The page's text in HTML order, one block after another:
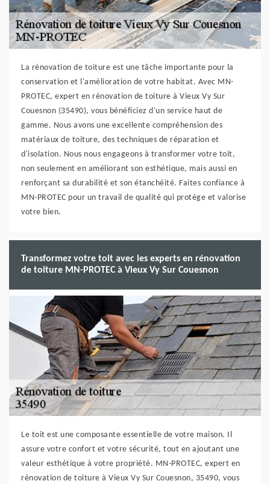
La rénovation de toiture est une tâche importante pour la
conservation et l'amélioration de votre habitat. Avec MN-
PROTEC, expert en rénovation de toiture à Vieux Vy Sur
Couesnon (35490), vous bénéficiez d'un service haut de
gamme. Nous avons une excellente compréhension des
matériaux de toiture, des techniques de réparation et
d'isolation. Nous nous engageons à transformer votre toit,
non seulement en améliorant son esthétique, mais aussi en
renforçant sa durabilité et son étanchéité. Faites confiance à
MN-PROTEC pour un travail de qualité qui protège et valorise
votre bien.
Transformez votre toit avec les experts en rénovation
de toiture MN-PROTEC à Vieux Vy Sur Couesnon
Le toit est une composante essentielle de votre maison. Il
assure votre confort et votre sécurité, tout en ajoutant une
valeur esthétique à votre propriété. MN-PROTEC, expert en
rénovation de toiture à Vieux Vy Sur Couesnon, 35490, vous